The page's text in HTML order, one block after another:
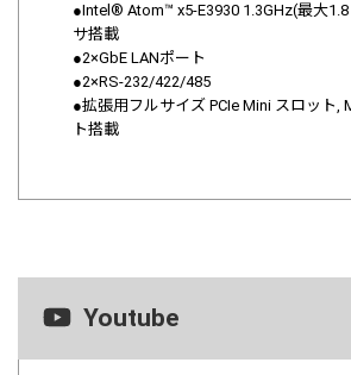
●Intel® Atom™ x5-E3930 1.3GHz(最大
サ搭載
●2×GbE LANポート
●2×RS-232/422/485
●拡張用フルサイズ PCIe Mini スロット,
ト搭載
Youtube